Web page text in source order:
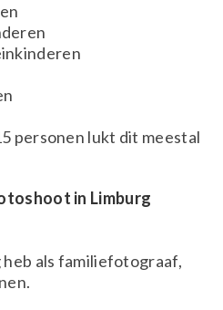
personen lukt dit meestal
in Limburg
als familiefotograaf,